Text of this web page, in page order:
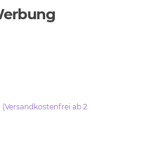
(Versandkostenfrei ab 2